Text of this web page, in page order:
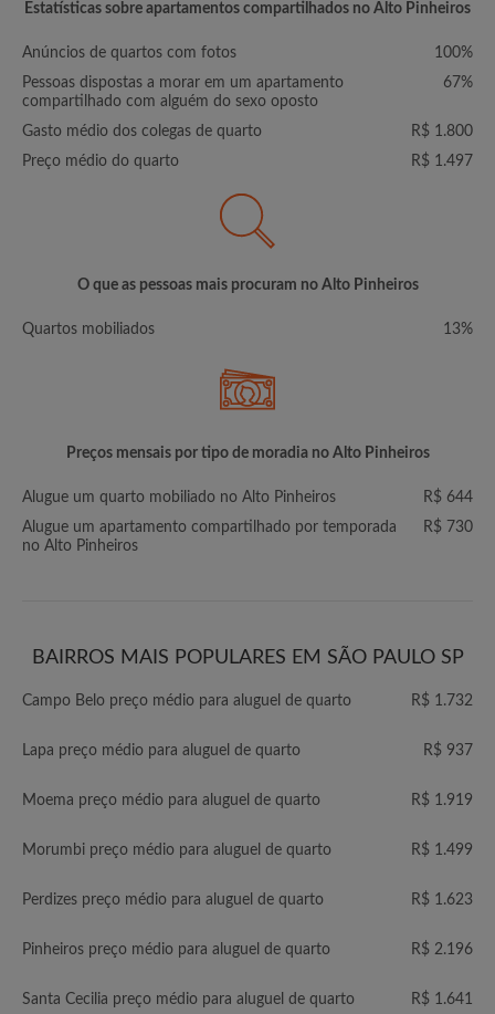
Estatísticas sobre apartamentos compartilhados no Alto Pinheiros
Anúncios de quartos com fotos
100%
Pessoas dispostas a morar em um apartamento
compartilhado com alguém do sexo oposto
67%
Gasto médio dos colegas de quarto
R$ 1.800
Preço médio do quarto
R$ 1.497
O que as pessoas mais procuram no Alto Pinheiros
Quartos mobiliados 13%
Preços mensais por tipo de moradia no Alto Pinheiros
Alugue um quarto mobiliado no Alto Pinheiros
R$ 644
Alugue um apartamento compartilhado por temporada
no Alto Pinheiros
R$ 730
BAIRROS MAIS POPULARES EM SÃO PAULO SP
Campo Belo preço médio para aluguel de quarto R$ 1.732
Lapa preço médio para aluguel de quarto R$ 937
Moema preço médio para aluguel de quarto R$ 1.919
Morumbi preço médio para aluguel de quarto R$ 1.499
Perdizes preço médio para aluguel de quarto R$ 1.623
Pinheiros preço médio para aluguel de quarto R$ 2.196
Santa Cecilia preço médio para aluguel de quarto R$ 1.641